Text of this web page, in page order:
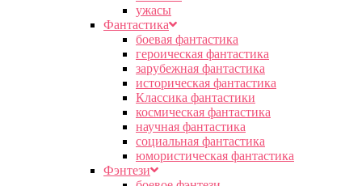
ужасы
Фантастика
боевая фантастика
героическая фантастика
зарубежная фантастика
историческая фантастика
Классика фантастики
космическая фантастика
научная фантастика
социальная фантастика
юмористическая фантастика
Фэнтези